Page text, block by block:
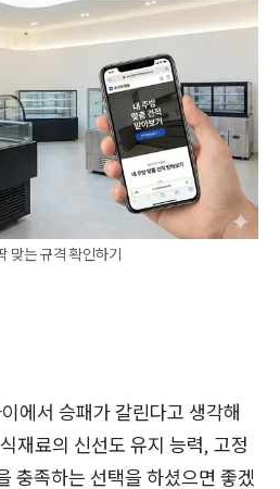
맞는 규격 확인하기
에서 승패가 갈린다고 생각해
재료의 신선도 유지 능력, 고정
충족하는 선택을 하셨으면 좋겠